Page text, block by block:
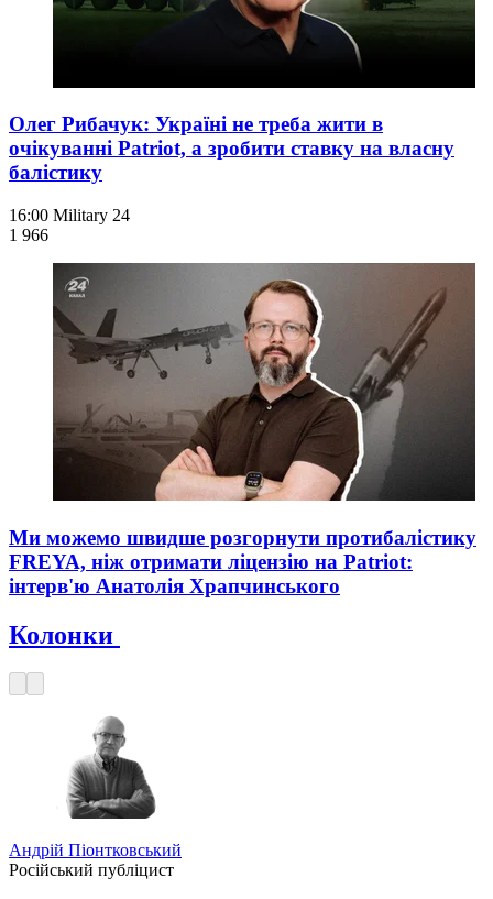
Олег Рибачук: Україні не треба жити в
очікуванні Patriot, а зробити ставку на власну
балістику
16:00 Military 24
1 966
Ми можемо швидше розгорнути протибалістику
FREYA, ніж отримати ліцензію на Patriot:
інтерв'ю Анатолія Храпчинського
Колонки
Андрій Піонтковський
Російський публіцист